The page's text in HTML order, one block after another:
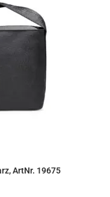
ArtNr. 19675